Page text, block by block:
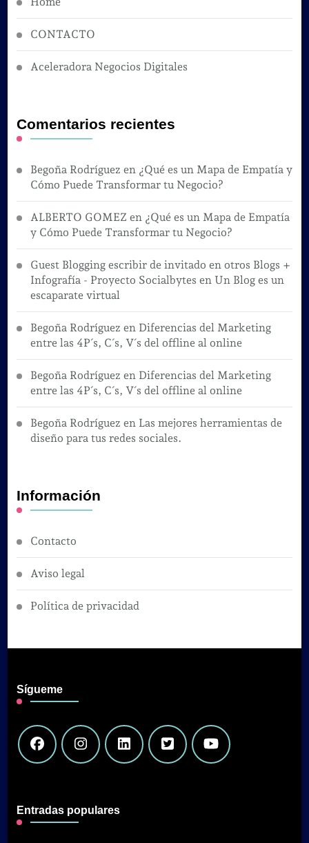
CONTACTO
Aceleradora Negocios Digitales
Comentarios recientes
Begoña Rodríguez en ¿Qué es un Mapa de Empatía y
Cómo Puede Transformar tu Negocio?
ALBERTO GOMEZ en ¿Qué es un Mapa de Empatía
y Cómo Puede Transformar tu Negocio?
Guest Blogging escribir de invitado en otros Blogs +
Infografía - Proyecto Socialbytes en Un Blog es un
escaparate virtual
Begoña Rodríguez en Diferencias del Marketing
entre las 4P´s, C´s, V´s del offline al online
Begoña Rodríguez en Diferencias del Marketing
entre las 4P´s, C´s, V´s del offline al online
Begoña Rodríguez en Las mejores herramientas de
diseño para tus redes sociales.
Información
Contacto
Aviso legal
Política de privacidad
Sígueme
Entradas populares